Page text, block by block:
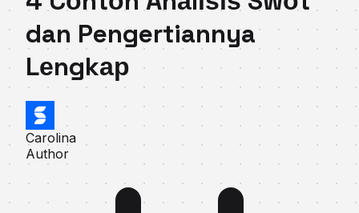
dan Pengertiannya
Lеngkар
Carolina
Author